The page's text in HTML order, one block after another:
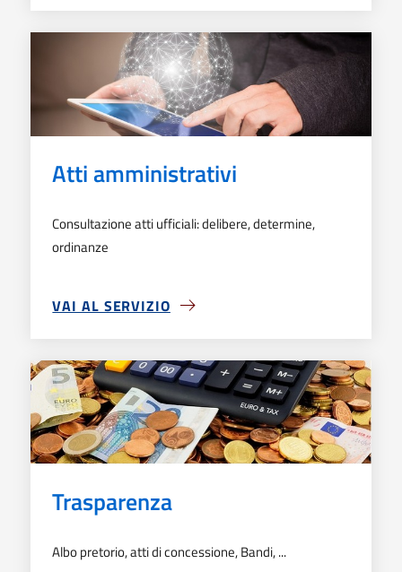
Atti amministrativi
Consultazione atti ufficiali: delibere, determine,
ordinanze
VAI AL SERVIZIO
SU ATTI AMMINISTRATIVI
Trasparenza
Albo pretorio, atti di concessione, Bandi, ...